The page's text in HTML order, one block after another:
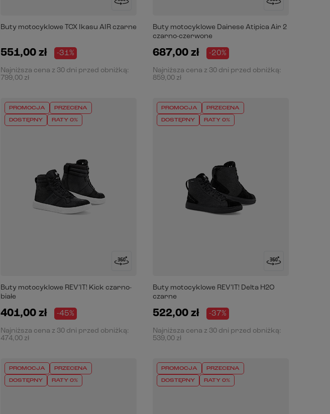
Buty motocyklowe TCX Ikasu AIR czarne
551,00 zł -31%
Najniższa cena z 30 dni przed obniżką:
799,00 zł
Buty motocyklowe Dainese Atipica Air 2
czarno-czerwone
687,00 zł -20%
Najniższa cena z 30 dni przed obniżką:
859,00 zł
PROMOCJA PRZECENA
DOSTĘPNY RATY 0%
Buty motocyklowe REV’IT! Kick czarno-
białe
401,00 zł -45%
Najniższa cena z 30 dni przed obniżką:
474,00 zł
PROMOCJA PRZECENA
DOSTĘPNY RATY 0%
Buty motocyklowe REV’IT! Delta H2O
czarne
522,00 zł -37%
Najniższa cena z 30 dni przed obniżką:
539,00 zł
PROMOCJA PRZECENA
DOSTĘPNY RATY 0%
PROMOCJA PRZECENA
DOSTĘPNY RATY 0%